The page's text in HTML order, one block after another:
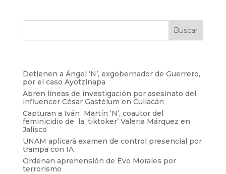
Detienen a Ángel ‘N’, exgobernador de Guerrero,
por el caso Ayotzinapa
Abren líneas de investigación por asesinato del
influencer César Gastélum en Culiacán
Capturan a Iván Martín ‘N’, coautor del
feminicidio de la ‘tiktoker’ Valeria Márquez en
Jalisco
UNAM aplicará examen de control presencial por
trampa con IA
Ordenan aprehensión de Evo Morales por
terrorismo